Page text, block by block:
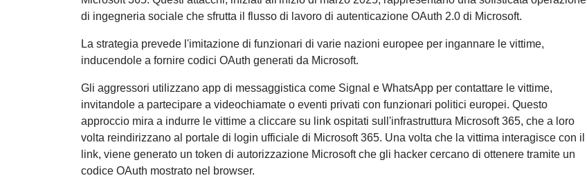
di ingegneria sociale che sfrutta il flusso di lavoro di autenticazione OAuth 2.0 di Microsoft.
La strategia prevede l'imitazione di funzionari di varie nazioni europee per ingannare le vittime,
inducendole a fornire codici OAuth generati da Microsoft.
Gli aggressori utilizzano app di messaggistica come Signal e WhatsApp per contattare le vittime,
invitandole a partecipare a videochiamate o eventi privati con funzionari politici europei. Questo
approccio mira a indurre le vittime a cliccare su link ospitati sull'infrastruttura Microsoft 365, che a loro
volta reindirizzano al portale di login ufficiale di Microsoft 365. Una volta che la vittima interagisce con il
link, viene generato un token di autorizzazione Microsoft che gli hacker cercano di ottenere tramite un
codice OAuth mostrato nel browser.